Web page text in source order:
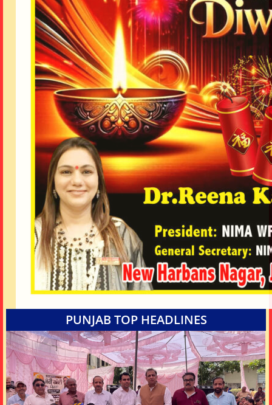
PUNJAB TOP HEADLINES